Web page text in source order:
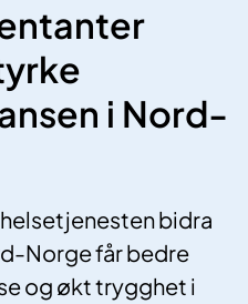
i Nord-
bidra
Norge får bedre
og økt trygghet i